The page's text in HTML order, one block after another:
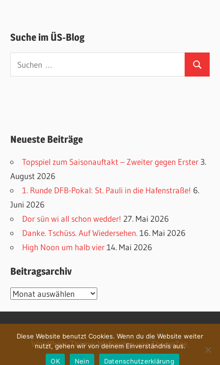
Suche im ÜS-Blog
Suchen
nach:
Suchen
Neueste Beiträge
Topspiel zum Saisonauftakt – Zweiter gegen Erster 3.
August 2026
1. Runde DFB-Pokal: St. Pauli in die Hafenstraße! 6.
Juni 2026
Dor sün wi all schon wedder! 27. Mai 2026
Danke. Tschüss. Auf Wiedersehen. 16. Mai 2026
High Noon um halb vier 14. Mai 2026
Beitragsarchiv
Beitragsarchiv
WordPress-Theme: Wellington von ThemeZee.
Diese Website benutzt Cookies. Wenn du die Website weiter
nutzt, gehen wir von deinem Einverständnis aus.
OK
Nein Datenschutzerklärung